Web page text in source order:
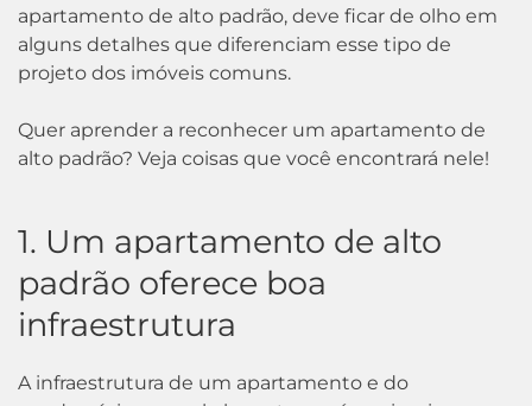
apartamento de alto padrão, deve ficar de olho em
alguns detalhes que diferenciam esse tipo de
projeto dos imóveis comuns.
Quer aprender a reconhecer um apartamento de
alto padrão? Veja coisas que você encontrará nele!
1. Um apartamento de alto
padrão oferece boa
infraestrutura
A infraestrutura de um apartamento e do